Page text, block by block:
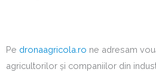
Pe dronaagricola.ro ne adresam
agricultorilor și companiilor din